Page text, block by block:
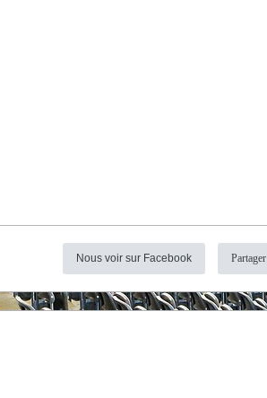
Nous voir sur Facebook Partager